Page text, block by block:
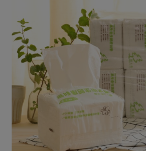
蛋
豆製品 米麵雜糧
肉品・水產
畜產肉類 水產
水畜加工品
調理食材・點心
海鮮
常備菜
蔬食
蛋料理
料理方式
烘焙．點心
防災用品預購圓滿結束
2026年端午節預購圓滿結束
更多預購活動
當季產品
傳到心坎裡，誠心又澎派
合作25-經典快閃最後一週
合作25-精選產品第四彈
主婦食堂 一籃菜真心
社內大小事 合作聯合
產品故事 生活提案
樂齡生活 親子食育
廚房瑜伽
關注議題
減硝酸鹽 惜食
認識合作社
關於我們
合作社組織
員工與求才
產品檢驗
自主把關
重要公告